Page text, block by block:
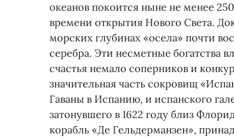
океанов покоится ныне не менее
времени открытия Нового Света.
морских глубинах «осела» почти
серебра. Эти несметные богатства
счастья немало соперников и
значительная часть сокровищ
Гаваны в Испанию, и испанского
затонувшего в 1622 году близ
корабль «Де Гельдерманзен»,